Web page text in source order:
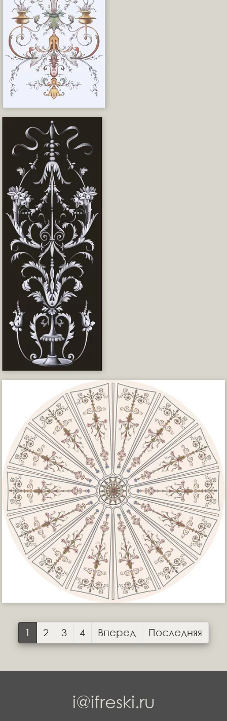
1 2 3 4 Вперед Последняя
i@ifreski.ru